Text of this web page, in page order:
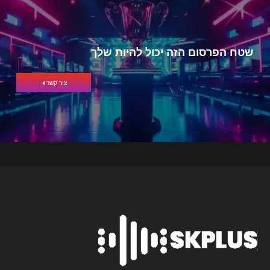
שטח הפרסום הזה יכול להיות שלך
צור קשר